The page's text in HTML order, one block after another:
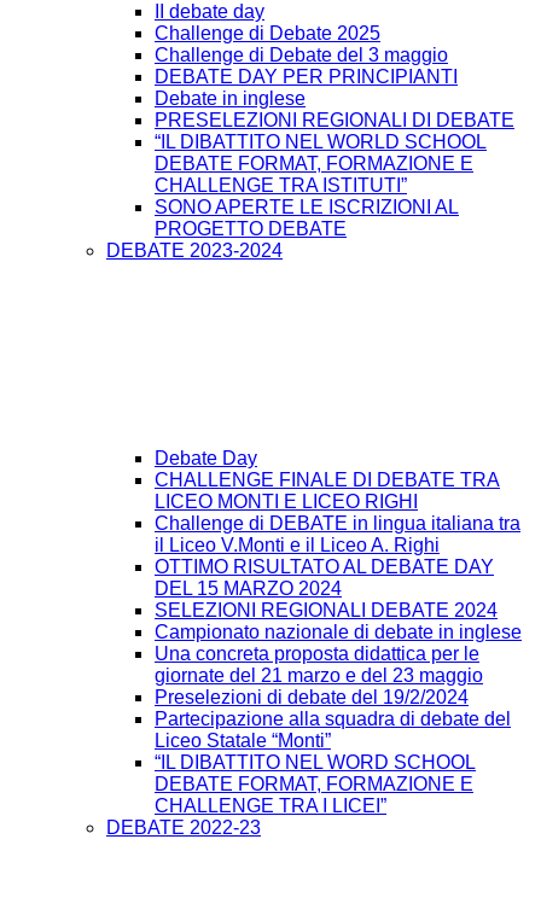
II debate day
Challenge di Debate 2025
Challenge di Debate del 3 maggio
DEBATE DAY PER PRINCIPIANTI
Debate in inglese
PRESELEZIONI REGIONALI DI DEBATE
“IL DIBATTITO NEL WORLD SCHOOL
DEBATE FORMAT, FORMAZIONE E
CHALLENGE TRA ISTITUTI”
SONO APERTE LE ISCRIZIONI AL
PROGETTO DEBATE
DEBATE 2023-2024
Debate Day
CHALLENGE FINALE DI DEBATE TRA
LICEO MONTI E LICEO RIGHI
Challenge di DEBATE in lingua italiana tra
il Liceo V.Monti e il Liceo A. Righi
OTTIMO RISULTATO AL DEBATE DAY
DEL 15 MARZO 2024
SELEZIONI REGIONALI DEBATE 2024
Campionato nazionale di debate in inglese
Una concreta proposta didattica per le
giornate del 21 marzo e del 23 maggio
Preselezioni di debate del 19/2/2024
Partecipazione alla squadra di debate del
Liceo Statale “Monti”
“IL DIBATTITO NEL WORD SCHOOL
DEBATE FORMAT, FORMAZIONE E
CHALLENGE TRA I LICEI”
DEBATE 2022-23